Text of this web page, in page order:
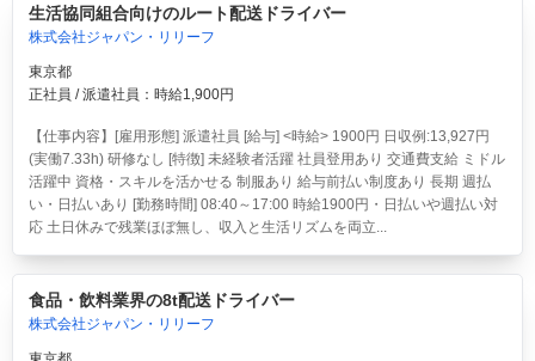
生活協同組合向けのルート配送ドライバー
株式会社ジャパン・リリーフ
東京都
正社員 / 派遣社員：時給1,900円
【仕事内容】[雇用形態] 派遣社員 [給与] <時給> 1900円 日収例:13,927円
(実働7.33h) 研修なし [特徴] 未経験者活躍 社員登用あり 交通費支給 ミドル
活躍中 資格・スキルを活かせる 制服あり 給与前払い制度あり 長期 週払
い・日払いあり [勤務時間] 08:40～17:00 時給1900円・日払いや週払い対
応 土日休みで残業ほぼ無し、収入と生活リズムを両立...
食品・飲料業界の8t配送ドライバー
株式会社ジャパン・リリーフ